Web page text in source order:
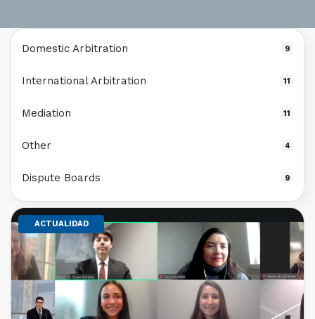
ACTUALIDAD
Domestic Arbitration 9
International Arbitration 11
Mediation 11
Other 4
Dispute Boards 9